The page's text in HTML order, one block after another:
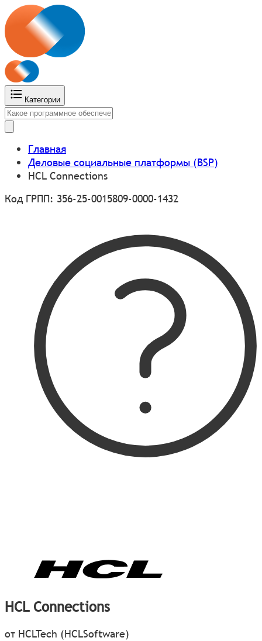
Категории
Главная
Деловые социальные платформы (BSP)
HCL Connections
Код ГРПП: 356-25-0015809-0000-1432
HCL Connections
от HCLTech (HCLSoftware)